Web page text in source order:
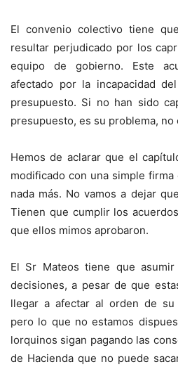
El convenio colectivo tiene
resultar perjudicado por los
equipo de gobierno. Este
afectado por la incapacidad
presupuesto. Si no han sido
presupuesto, es su problema,
Hemos de aclarar que el
modificado con una simple
nada más. No vamos a dejar
Tienen que cumplir los
que ellos mimos aprobaron.
El Sr Mateos tiene que
decisiones, a pesar de que
llegar a afectar al orden de su
pero lo que no estamos
lorquinos sigan pagando las
de Hacienda que no puede